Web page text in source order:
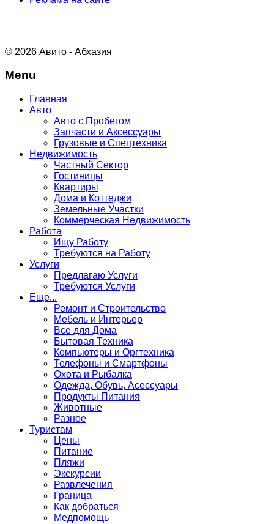
© 2026 Авито - Абхазия
Menu
Главная
Авто
Авто с Пробегом
Запчасти и Аксессуары
Грузовые и Спецтехника
Недвижимость
Частный Сектор
Гостиницы
Квартиры
Дома и Коттеджи
Земельные Участки
Коммерческая Недвижимость
Работа
Ищу Работу
Требуются на Работу
Услуги
Предлагаю Услуги
Требуются Услуги
Еще...
Ремонт и Строительство
Мебель и Интерьер
Все для Дома
Бытовая Техника
Компьютеры и Оргтехника
Телефоны и Смартфоны
Охота и Рыбалка
Одежда, Обувь, Асессуары
Продукты Питания
Животные
Разное
Туристам
Цены
Питание
Пляжи
Экскурсии
Развлечения
Граница
Как добраться
Медпомощь